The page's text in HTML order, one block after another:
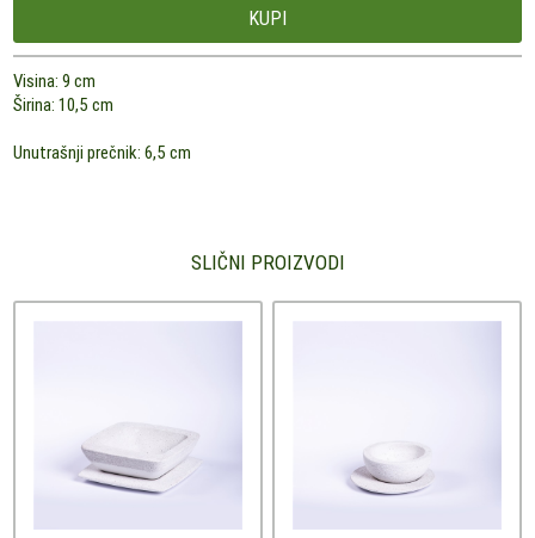
KUPI
Visina: 9 cm
Širina: 10,5 cm
Unutrašnji prečnik: 6,5 cm
SLIČNI PROIZVODI